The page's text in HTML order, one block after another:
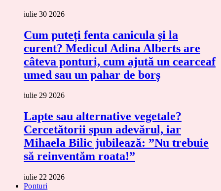
iulie 30 2026
Cum puteți fenta canicula și la
curent? Medicul Adina Alberts are
câteva ponturi, cum ajută un cearceaf
umed sau un pahar de borș
iulie 29 2026
Lapte sau alternative vegetale?
Cercetătorii spun adevărul, iar
Mihaela Bilic jubilează: ”Nu trebuie
să reinventăm roata!”
iulie 22 2026
Ponturi